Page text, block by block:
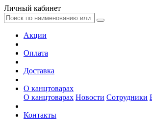
Личный кабинет
Акции
Оплата
Доставка
О канцтоварах
О канцтоварах Новости Сотрудники
Контакты